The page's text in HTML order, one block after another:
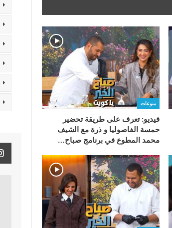
منوعات
فيديو: تعرف على طريقة تحضير
حمسة الفاصوليا و ذرة مع الشيف
محمد المطوع في برنامج صباح…